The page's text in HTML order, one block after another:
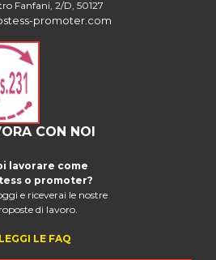
Fanfani, 2/D, 50127
promoter.com
CON NOI
lavorare come
o promoter?
e riceverai le nostre
di lavoro.
LEGGI LE FAQ